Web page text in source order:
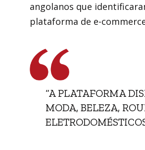
angolanos que
plataforma de e-
“A PLATAFORMA
MODA, BELEZA,